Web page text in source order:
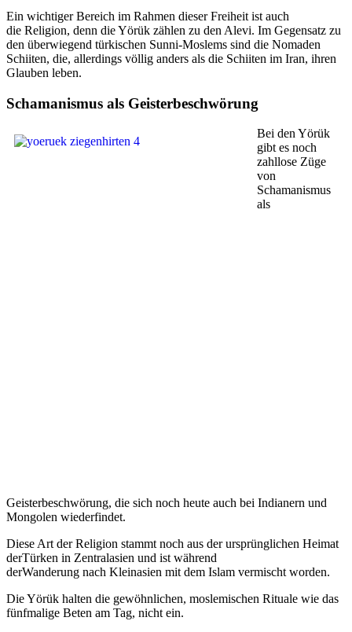
Ein wichtiger Bereich im Rahmen dieser Freiheit ist auch
die Religion, denn die Yörük zählen zu den Alevi. Im Gegensatz zu
den überwiegend türkischen Sunni-Moslems sind die Nomaden
Schiiten, die, allerdings völlig anders als die Schiiten im Iran, ihren
Glauben leben.
Schamanismus als Geisterbeschwörung
Bei den Yörük
gibt es noch
zahllose Züge
von
Schamanismus
als
Geisterbeschwörung, die sich noch heute auch bei Indianern und
Mongolen wiederfindet.
Diese Art der Religion stammt noch aus der ursprünglichen Heimat
derTürken in Zentralasien und ist während
derWanderung nach Kleinasien mit dem Islam vermischt worden.
Die Yörük halten die gewöhnlichen, moslemischen Rituale wie das
fünfmalige Beten am Tag, nicht ein.